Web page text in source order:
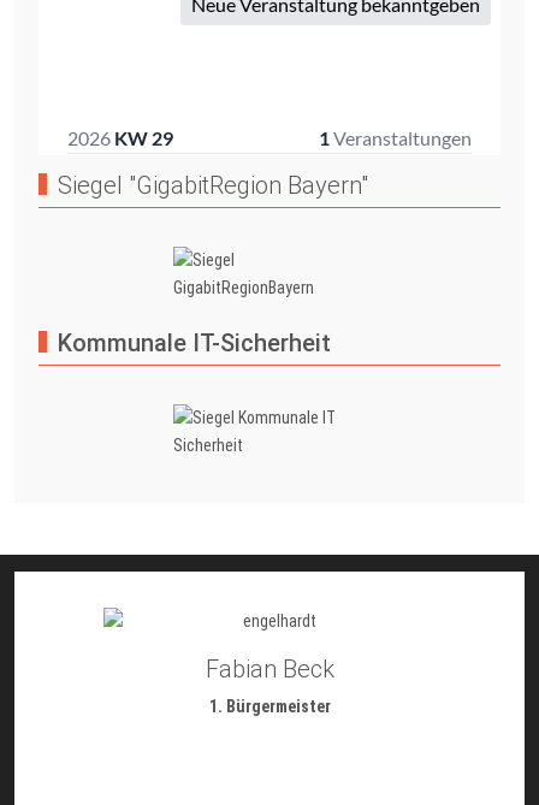
Siegel "GigabitRegion Bayern"
Kommunale IT-Sicherheit
Fabian Beck
1. Bürgermeister